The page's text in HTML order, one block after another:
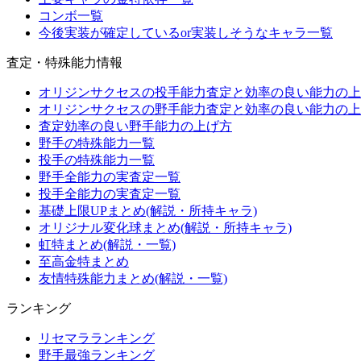
コンボ一覧
今後実装が確定しているor実装しそうなキャラ一覧
査定・特殊能力情報
オリジンサクセスの投手能力査定と効率の良い能力の
オリジンサクセスの野手能力査定と効率の良い能力の
査定効率の良い野手能力の上げ方
野手の特殊能力一覧
投手の特殊能力一覧
野手全能力の実査定一覧
投手全能力の実査定一覧
基礎上限UPまとめ(解説・所持キャラ)
オリジナル変化球まとめ(解説・所持キャラ)
虹特まとめ(解説・一覧)
至高金特まとめ
友情特殊能力まとめ(解説・一覧)
ランキング
リセマラランキング
野手最強ランキング